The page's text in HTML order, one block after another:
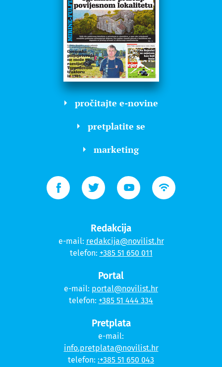
pročitajte e-novine
pretplatite se
marketing
Redakcija
e-mail: redakcija@novilist.hr
telefon: +385 51 650 011
Portal
e-mail: portal@novilist.hr
telefon: +385 51 444 334
Pretplata
e-mail:
info.pretplata@novilist.hr
telefon: :+385 51 650 043